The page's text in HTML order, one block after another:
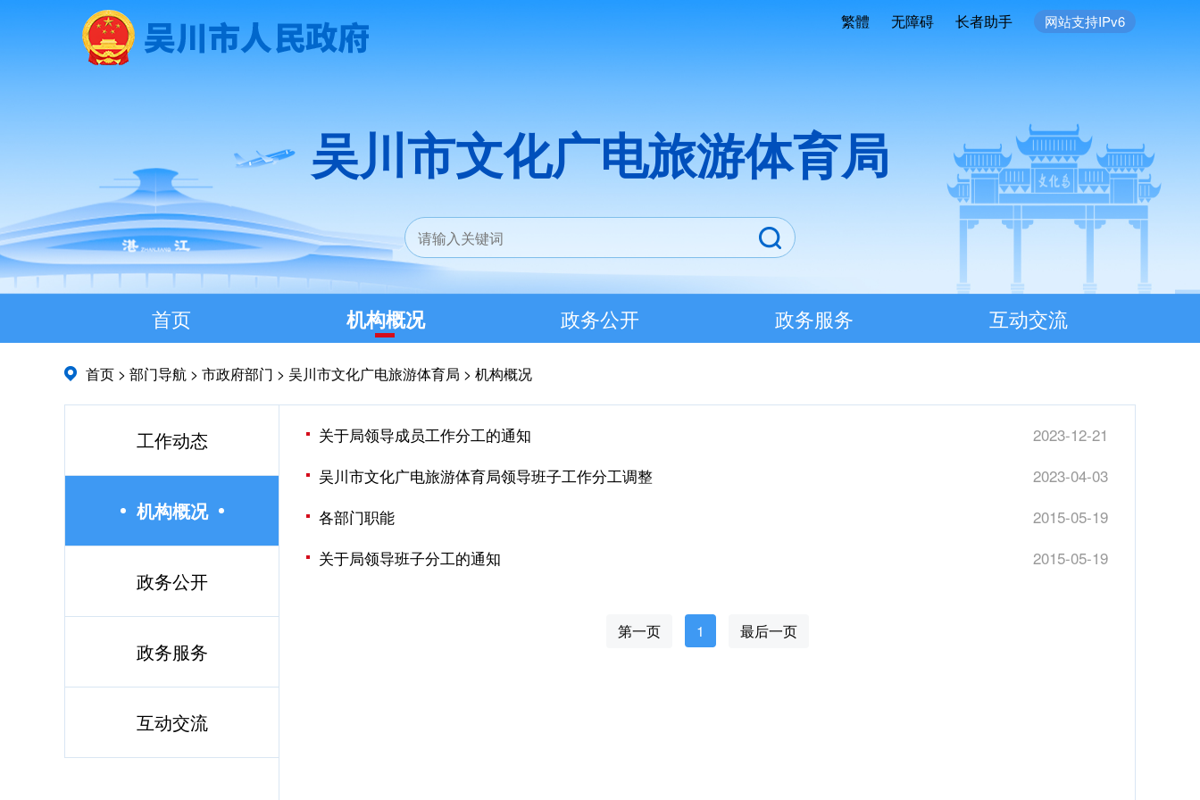
繁體 无障碍 长者助手 网站支持IPv6
吴川市文化广电旅游体育局
首页 机构概况 政务公开 政务服务 互动交流
首页 > 部门导航 > 市政府部门 > 吴川市文化广电旅游体育局 > 机构概况
工作动态
机构概况
政务公开
政务服务
互动交流
关于局领导成员工作分工的通知
2023-12-21
吴川市文化广电旅游体育局领导班子工作分工调整
2023-04-03
各部门职能
2015-05-19
关于局领导班子分工的通知
2015-05-19
第一页 1 最后一页